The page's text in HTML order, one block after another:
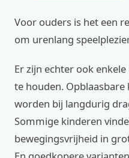
Voor ouders is het een
om urenlang
Er zijn echter ook
te houden.
worden bij langdurig
Sommige kinderen
bewegingsvrijheid in